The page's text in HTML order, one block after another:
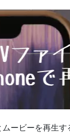
ービーを再生